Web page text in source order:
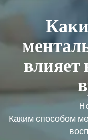
влияет
Каким способом